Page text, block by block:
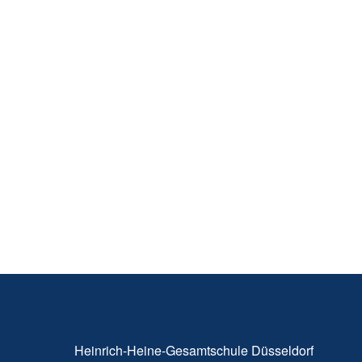
Heinrich-Heine-Gesamtschule Düsseldorf